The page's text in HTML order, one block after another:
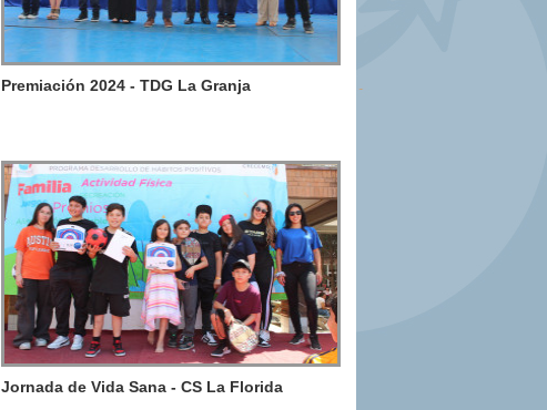
Premiación 2024 - TDG La Granja
Jornada de Vida Sana - CS La Florida